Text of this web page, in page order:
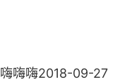
嗨嗨2018-09-27